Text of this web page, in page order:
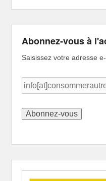
Abonnez-vous à
Saisissez votre adresse